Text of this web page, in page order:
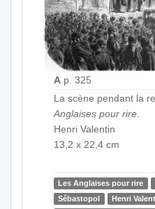
A p. 325
La scène pendant la
Anglaises pour rire
Henri Valentin
13,2 x 22,4 cm
Les Anglaises pour rire
Sébastopol
Henri